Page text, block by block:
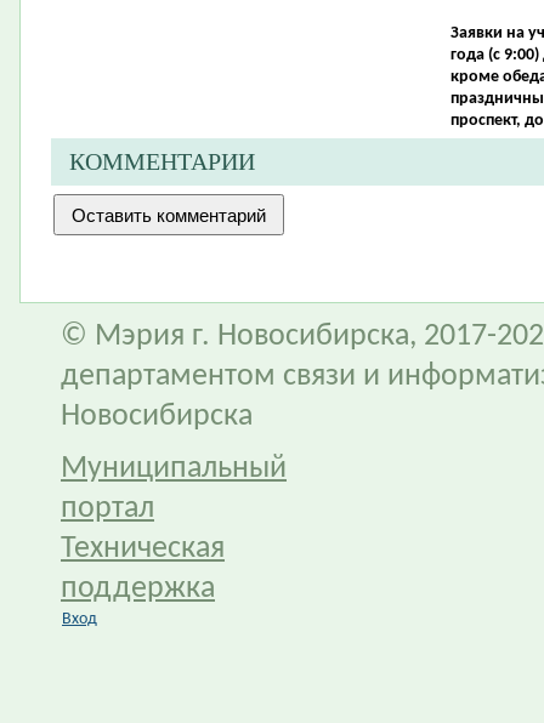
Заявки на
года (с
кроме
проспект,
КОММЕНТАРИИ
© Мэрия г. Новосибирска, 2017-
департаментом связи и
Новосибирска
Муниципальный
портал
Техническая
поддержка
Вход